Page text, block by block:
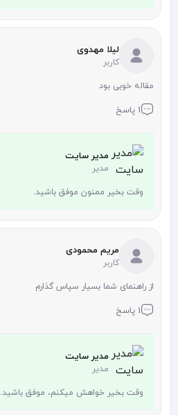
لیلا مهدوی
کاربر
مقاله خوبی بود
1 پاسخ
مدیر سایت
مدیر
وقت بخیر ممنون موفق باشید.
مریم محمودی
کاربر
از راهنمای شما بسیار سپاس گذارم
1 پاسخ
مدیر سایت
مدیر
وقت بخیر خواهش میکنم، موفق باشید.